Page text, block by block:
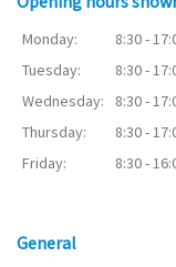
Monday: 8:30 -
Tuesday:
8:30 -
Wednesday:
8:30 -
Thursday:
8:30 -
Friday:
8:30 -
General